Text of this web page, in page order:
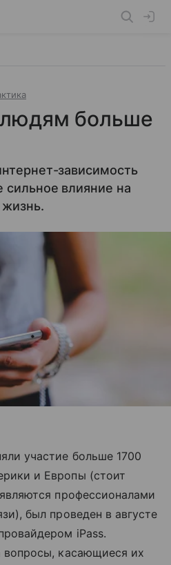
больше
зависимость
сильное влияние на
участие больше 1700
и Европы (стоит
профессионалами
был проведен в августе
iPass.
вопросы, касающиеся их